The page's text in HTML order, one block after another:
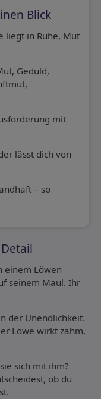
Blick
liegt in Ruhe, Mut
Geduld,
mit
lässt dich von
– so
einem Löwen
seinem Maul. Ihr
der Unendlichkeit.
Löwe wirkt zahm,
sich mit ihm?
ob du